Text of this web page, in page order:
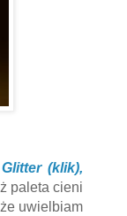
(klik),
paleta cieni
uwielbiam